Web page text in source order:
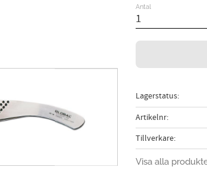
Antal
Lagerstatus
Artikelnr
Tillverkare
Visa alla